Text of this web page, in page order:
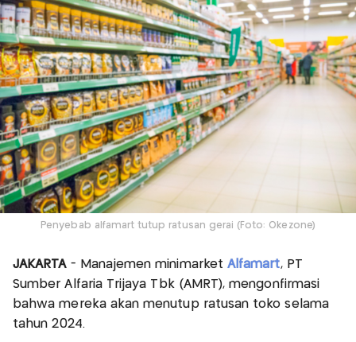
Penyebab alfamart tutup ratusan gerai (Foto: Okezone)
JAKARTA - Manajemen minimarket Alfamart, PT
Sumber Alfaria Trijaya Tbk (AMRT), mengonfirmasi
bahwa mereka akan menutup ratusan toko selama
tahun 2024.